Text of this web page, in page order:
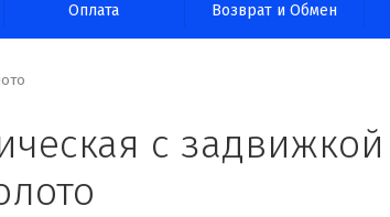
Оплата Возврат и Обмен
с задвижкой